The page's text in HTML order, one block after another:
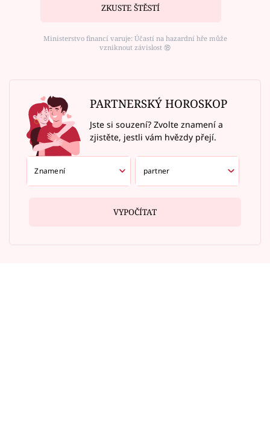
ZKUSTE ŠTĚSTÍ
Ministerstvo financí varuje: Účastí na hazardní hře může
vzniknout závislost ⑱
PARTNERSKÝ HOROSKOP
Jste si souzení? Zvolte znamení a
zjistěte, jestli vám hvězdy přejí.
VYPOČÍTAT